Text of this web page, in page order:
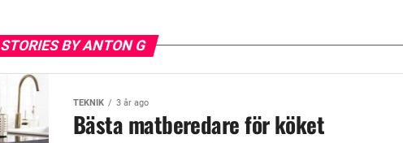
STORIES BY ANTON G
TEKNIK 3 år ago
Bästa matberedare för köket